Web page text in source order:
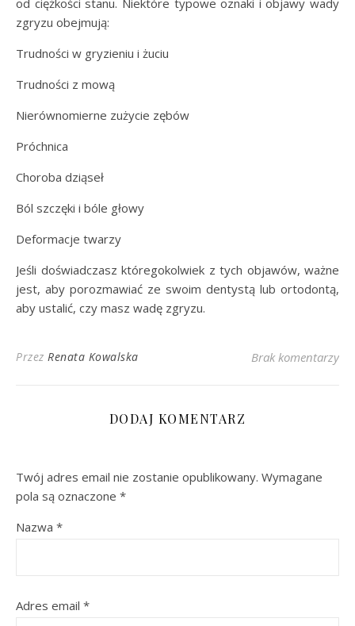
od ciężkości stanu. Niektóre typowe oznaki i objawy wady
zgryzu obejmują:
Trudności w gryzieniu i żuciu
Trudności z mową
Nierównomierne zużycie zębów
Próchnica
Choroba dziąseł
Ból szczęki i bóle głowy
Deformacje twarzy
Jeśli doświadczasz któregokolwiek z tych objawów, ważne
jest, aby porozmawiać ze swoim dentystą lub ortodontą,
aby ustalić, czy masz wadę zgryzu.
Przez Renata Kowalska Brak komentarzy
DODAJ KOMENTARZ
Twój adres email nie zostanie opublikowany. Wymagane
pola są oznaczone *
Nazwa *
Adres email *